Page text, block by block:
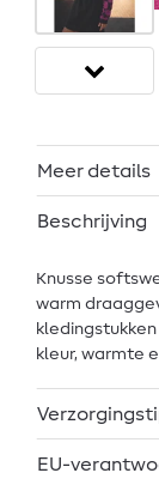
Meer details
Beschrijving
Knusse
warm
kleur, warmte
EU-